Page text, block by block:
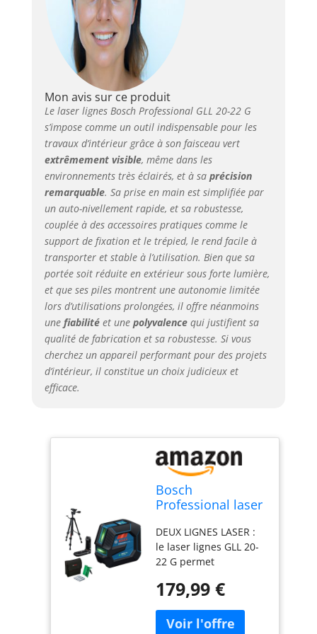
l’adaptateur piles
GRANDE ROBUSTESSE
renfort en caoutchouc
résistant à l’eau et à la
poussière avec son
indice de protection
IP65 LIVRÉ AVEC : laser
lignes GLL 20-22 G,
support de fixation LB
10, cible laser, housse
de protection, 4 piles
1,5V LR 6, trépied BT
150
Mon avis sur ce produit
Le laser lignes Bosch Professional GLL 20-22 G
s’impose comme un outil indispensable pour les
travaux d’intérieur grâce à son faisceau vert
extrêmement visible, même dans les
environnements très éclairés, et à sa précision
remarquable. Sa prise en main est simplifiée par
un auto-nivellement rapide, et sa robustesse,
couplée à des accessoires pratiques comme le
support de fixation et le trépied, le rend facile à
transporter et stable à l’utilisation. Bien que sa
portée soit réduite en extérieur sous forte lumière,
et que ses piles montrent une autonomie limitée
lors d’utilisations prolongées, il offre néanmoins
une fiabilitéet une polyvalencequi justifient sa
qualité de fabrication et sa robustesse. Si vous
cherchez un appareil performant pour des projets
d’intérieur, il constitue un choix judicieux et
efficace.
Bosch
Professional laser
(support de
fixation LB 10,
laser vert, pour
intérieur,
alimentation dual
power, 2 piles
DEUX LIGNES LASER :
le laser lignes GLL 20-
22 G permet
des alignements.
forme de U, la ligne
179,99 €